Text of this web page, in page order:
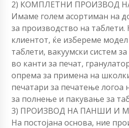
2) КОМПЛЕТНИ ПРОИЗВОД
Имаме голем асортиман на
за производство на
клиентот, ќе избереме
таблети, вакуумски систем
во канти за печат,
опрема за примена на
печатари за печатење логоа
за полнење и пакување за
3) ПРОИЗВОД НА ПАНШИ И
На постојана основа, ние